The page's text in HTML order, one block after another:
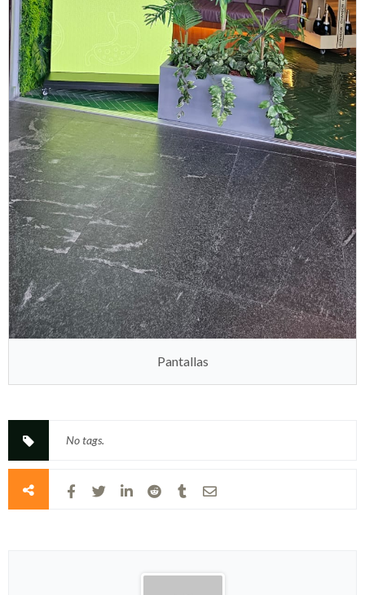
Pantallas
No tags.